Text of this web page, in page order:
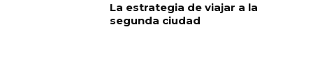
La estrategia de viajar a la
segunda ciudad